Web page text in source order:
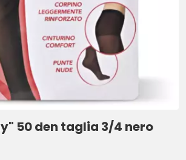
50 den taglia 3/4 nero